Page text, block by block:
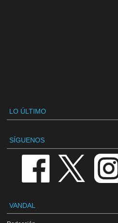
LO ÚLTIMO
SÍGUENOS
VANDAL